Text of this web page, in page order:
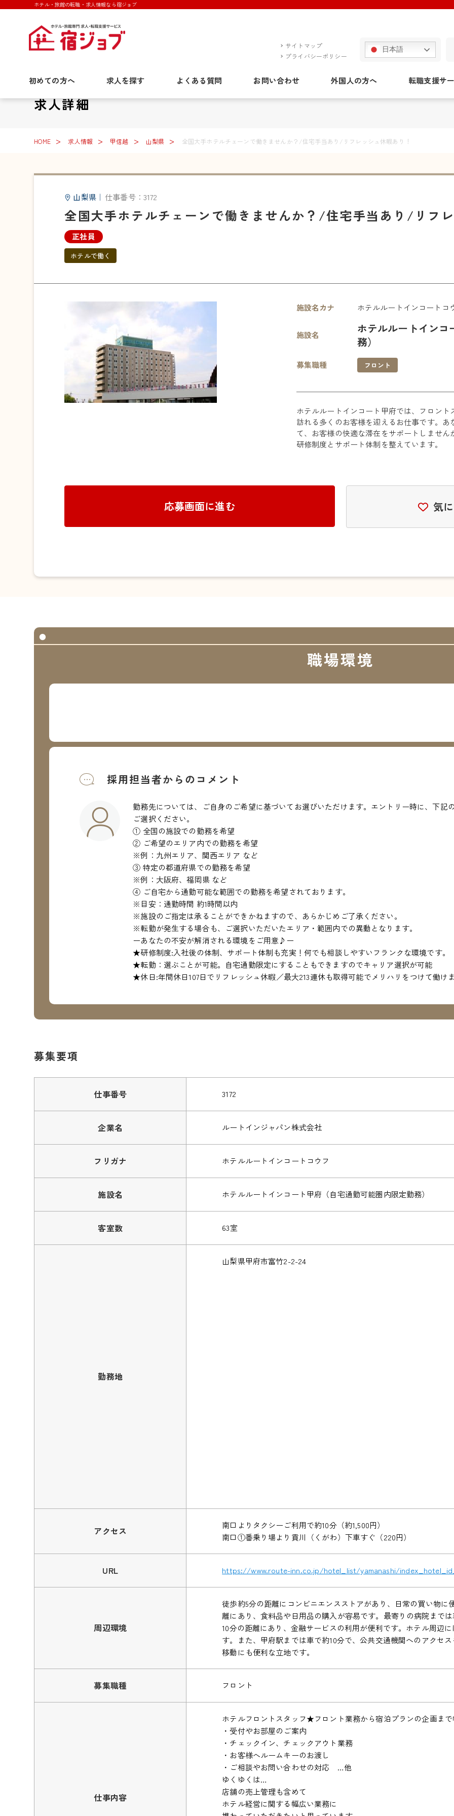
ホテル・旅館の転職・求人情報なら宿ジョブ
サイトマップ
プライバシーポリシー
日本語
初めての方へ 求人を探す よくある質問 お問い合わせ 外国人の方へ 転職支援サ
求人詳細
HOME 求人情報 甲信越 山梨県 全国大手ホテルチェーンで働きませんか？/住宅手当あり/リフレッシュ休暇あり！
山梨県｜ 仕事番号：3172
全国大手ホテルチェーンで働きませんか？/住宅手当あり/リフ
正社員
ホテルで働く
施設名カナ ホテルルートインコートコ
施設名
ホテルルートイン
務）
募集職種 フロント
ホテルルートインコート甲府では、フロン
訪れる多くのお客様を迎えるお仕事です。
て、お客様の快適な滞在をサポートしませ
研修制度とサポート体制を整えています。
応募画面に進む 気
職場環境
採用担当者からのコメント
勤務先については、ご自身のご希望に基づいてお選びいただけます。エントリー時に、下記
ご選択ください。
① 全国の施設での勤務を希望
② ご希望のエリア内での勤務を希望
※例：九州エリア、関西エリア など
③ 特定の都道府県での勤務を希望
※例：大阪府、福岡県 など
④ ご自宅から通勤可能な範囲での勤務を希望されております。
※目安：通勤時間 約1時間以内
※施設のご指定は承ることができかねますので、あらかじめご了承ください。
※転勤が発生する場合も、ご選択いただいたエリア・範囲内での異動となります。
ーあなたの不安が解消される環境をご用意♪ー
★研修制度:入社後の体制、サポート体制も充実！何でも相談しやすいフランクな環境です。
★転勤：選ぶことが可能。自宅通勤限定にすることもできますのでキャリア選択が可能
★休日:年間休日107日でリフレッシュ休暇／最大213連休も取得可能でメリハリをつけて働け
募集要項
仕事番号 3172
企業名 ルートインジャパン株式会社
フリガナ ホテルルートインコートコウフ
施設名 ホテルルートインコート甲府（自宅通勤可能圏内限定勤務）
客室数 63室
勤務地
山梨県甲府市富竹2-2-24
アクセス
南口よりタクシーご利用で約10分（約1,500円）
南口①番乗り場より貢川（くがわ）下車すぐ（220円）
URL https://www.route-inn.co.jp/hotel_list/yamanashi/
周辺環境
徒歩約5分の距離にコンビニエンスストアがあり、日常の買い物
離にあり、食料品や日用品の購入が容易です。最寄りの病院まで
10分の距離にあり、金融サービスの利用が便利です。ホテル周辺
す。また、甲府駅までは車で約10分で、公共交通機関へのアクセ
移動にも便利な立地です。
募集職種 フロント
仕事内容
ホテルフロントスタッフ★フロント業務から宿泊プランの企画ま
・受付やお部屋のご案内
・チェックイン、チェックアウト業務
・お客様へルームキーのお渡し
・ご相談やお問い合わせの対応 …他
ゆくゆくは…
店舗の売上管理も含めて
ホテル経営に関する幅広い業務に